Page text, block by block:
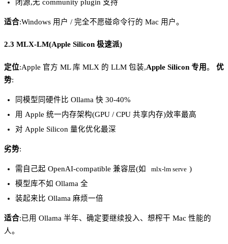
闭源,无 community plugin 支持
适合:Windows 用户 / 完全不愿碰命令行的 Mac 用户。
2.3 MLX-LM(Apple Silicon 极速派)
定位:Apple 官方 ML 库 MLX 的 LLM 包装,Apple Silicon 专用。 优
势:
同模型同硬件比 Ollama 快 30-40%
用 Apple 统一内存架构(GPU / CPU 共享内存)效率最高
对 Apple Silicon 量化优化最深
劣势:
需自己起 OpenAI-compatible 兼容层(如 mlx-lm serve )
模型库不如 Ollama 全
装起来比 Ollama 麻烦一倍
适合:已用 Ollama 半年、确定要继续投入、想榨干 Mac 性能的
人。